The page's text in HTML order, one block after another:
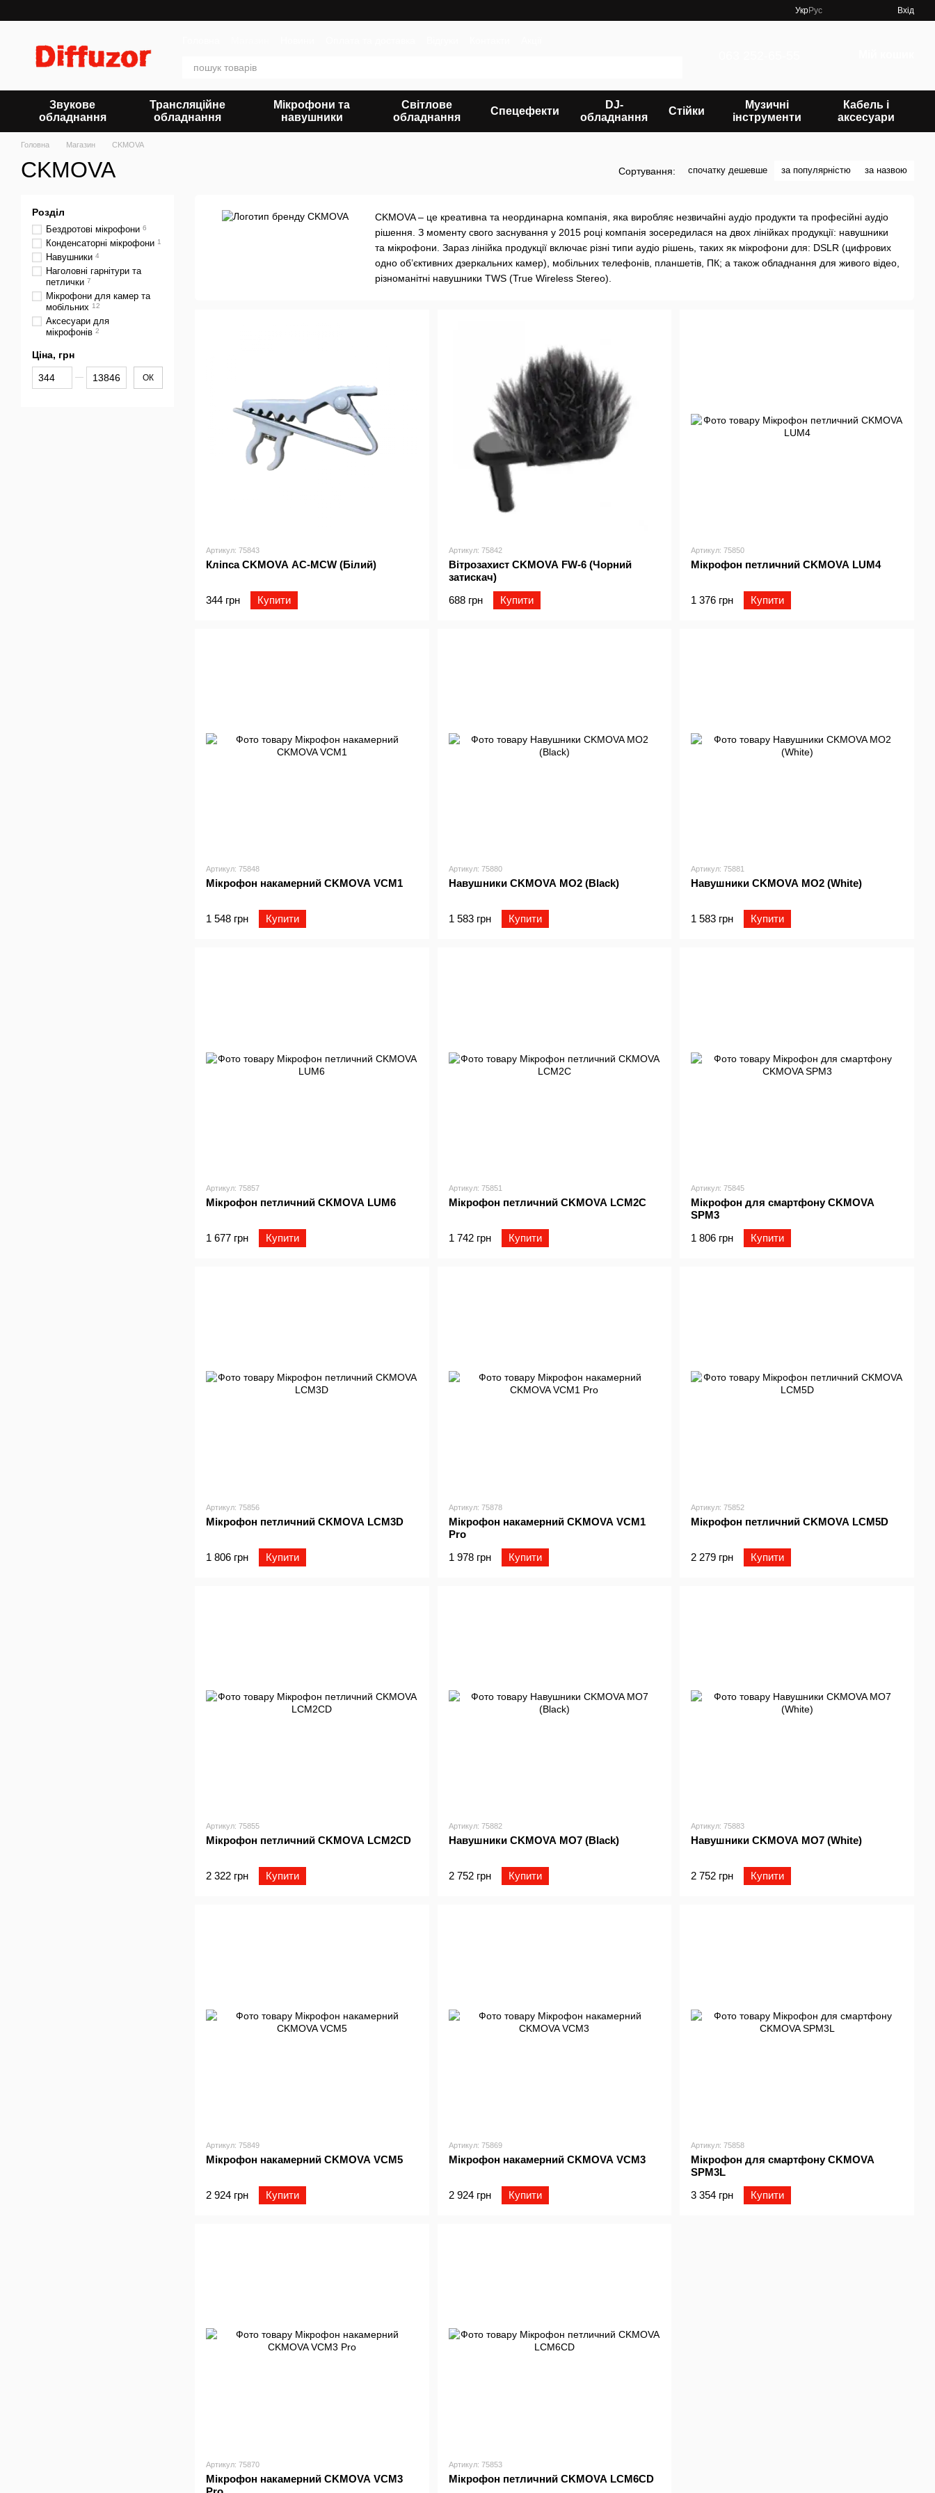
УкрРус Вхід
Звукове
обладнання
Трансляційне
обладнання
Мікрофони та
навушники
Світлове
обладнання
Спецефекти
DJ-
обладнання
Стійки
Музичні
інструменти
Кабель і
аксесуари
Головна Магазин CKMOVA
CKMOVA Сортування: спочатку дешевше за популярністю за назвою
CKMOVA – це креативна та неординарна компанія, яка виробляє незвичайні аудіо продукти та професійні аудіо
рішення. З моменту свого заснування у 2015 році компанія зосередилася на двох лінійках продукції: навушники
та мікрофони. Зараз лінійка продукції включає різні типи аудіо рішень, таких як мікрофони для: DSLR (цифрових
одно об’єктивних дзеркальних камер), мобільних телефонів, планшетів, ПК; а також обладнання для живого відео,
різноманітні навушники TWS (True Wireless Stereo).
Артикул: 75843
Кліпса CKMOVA AC-MCW (Білий)
344 грн Купити
Артикул: 75842
Вітрозахист CKMOVA FW-6 (Чорний
затискач)
688 грн
Купити
Артикул: 75850
Мiкрофон петличний CKMOVA LUM4
1 376 грн Купити
Артикул: 75848
Мікрофон накамерний CKMOVA VCM1
1 548 грн Купити
Артикул: 75880
Навушники CKMOVA MO2 (Black)
1 583 грн Купити
Артикул: 75881
Навушники CKMOVA MO2 (White)
1 583 грн Купити
Артикул: 75857
Мiкрофон петличний CKMOVA LUM6
1 677 грн Купити
Артикул: 75851
Мiкрофон петличний CKMOVA LCM2C
1 742 грн Купити
Артикул: 75845
Мікрофон для смартфону CKMOVA
SPM3
1 806 грн
Купити
Артикул: 75856
Мiкрофон петличний CKMOVA LCM3D
1 806 грн Купити
Артикул: 75878
Мікрофон накамерний CKMOVA VCM1
Pro
1 978 грн
Купити
Артикул: 75852
Мiкрофон петличний CKMOVA LCM5D
2 279 грн Купити
Артикул: 75855
Мiкрофон петличний CKMOVA LCM2CD
2 322 грн Купити
Артикул: 75882
Навушники CKMOVA MO7 (Black)
2 752 грн Купити
Артикул: 75883
Навушники CKMOVA MO7 (White)
2 752 грн Купити
Артикул: 75849
Мікрофон накамерний CKMOVA VCM5
2 924 грн Купити
Артикул: 75869
Мікрофон накамерний CKMOVA VCM3
2 924 грн Купити
Артикул: 75858
Мікрофон для смартфону CKMOVA
SPM3L
3 354 грн
Купити
Артикул: 75870
Мікрофон накамерний CKMOVA VCM3
Артикул: 75853
Мiкрофон петличний CKMOVA LCM6CD
Розділ
Бездротові мікрофони 6
Конденсаторні мікрофони 1
Навушники 4
Наголовні гарнітури та
петлички 7
Мікрофони для камер та
мобільних 12
Аксесуари для
мікрофонів 2
Ціна, грн
Від Ціна, грн
До Ціна, грн ОК